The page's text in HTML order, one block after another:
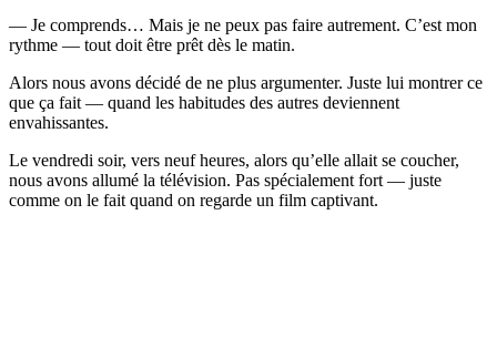
— Je comprends… Mais je ne peux pas faire autrement. C’est mon
rythme — tout doit être prêt dès le matin.
Alors nous avons décidé de ne plus argumenter. Juste lui montrer ce
que ça fait — quand les habitudes des autres deviennent
envahissantes.
Le vendredi soir, vers neuf heures, alors qu’elle allait se coucher,
nous avons allumé la télévision. Pas spécialement fort — juste
comme on le fait quand on regarde un film captivant.